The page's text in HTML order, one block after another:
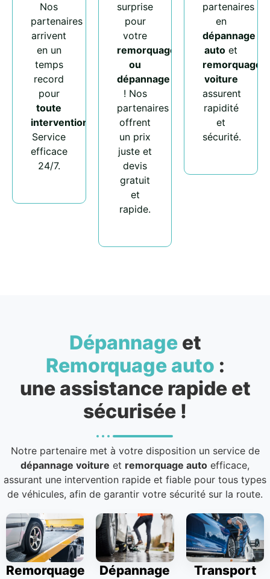
Nos
partenaires
arrivent
en un
temps
record
pour
toute
intervention
Service
efficace
24/7.
surprise
pour
votre
remorquage
ou
dépannage
! Nos
partenaires
offrent
un prix
juste et
devis
gratuit
et
rapide.
partenaires
en
dépannage
auto et
remorquage
voiture
assurent
rapidité
et
sécurité.
Dépannageet
Remorquage auto :
une assistance rapide et
sécurisée !
Notre partenaire met à votre disposition un service de
dépannage voiture et remorquage auto efficace,
assurant une intervention rapide et fiable pour tous types
de véhicules, afin de garantir votre sécurité sur la route.
Remorquage
Dépannage
Transport